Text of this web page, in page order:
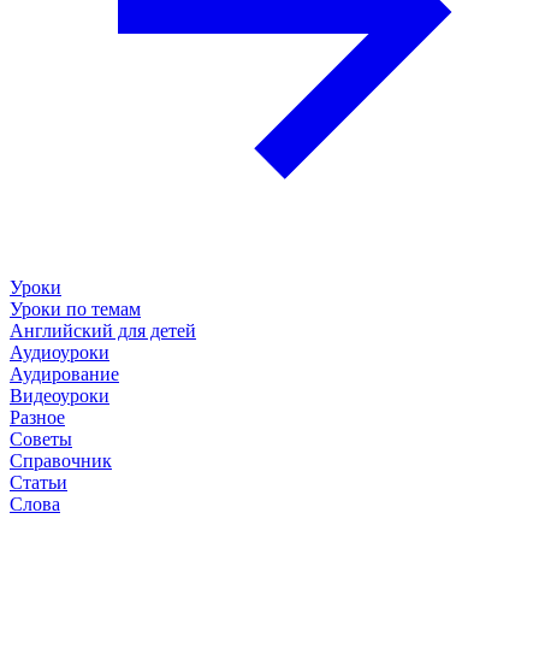
Уроки
Уроки по темам
Английский для детей
Аудиоуроки
Аудирование
Видеоуроки
Разное
Советы
Справочник
Статьи
Слова